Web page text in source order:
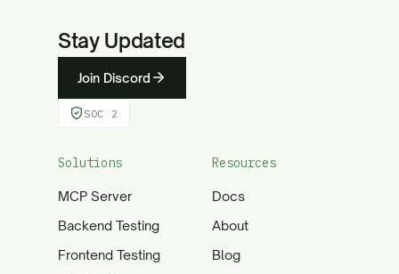
Stay Updated
Join Discord
SOC 2
Solutions
MCP Server
Backend Testing
Frontend Testing
Resources
Docs
About
Blog